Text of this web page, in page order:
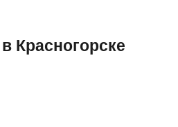
Красногорске